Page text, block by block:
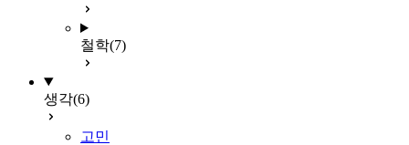
철학(7)
생각(6)
고민